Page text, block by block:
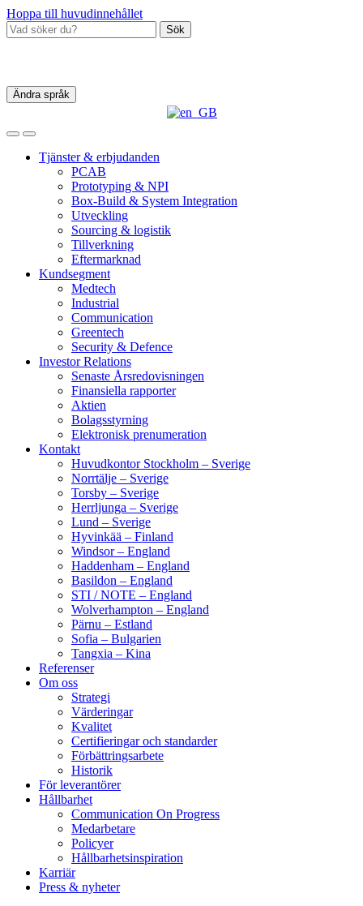
Hoppa till huvudinnehållet
Sök
Ändra språk
Tjänster & erbjudanden
PCAB
Prototyping & NPI
Box‑Build & System Integration
Utveckling
Sourcing & logistik
Tillverkning
Eftermarknad
Kundsegment
Medtech
Industrial
Communication
Greentech
Security & Defence
Investor Relations
Senaste Årsredovisningen
Finansiella rapporter
Aktien
Bolagsstyrning
Elektronisk prenumeration
Kontakt
Huvudkontor Stockholm – Sverige
Norrtälje – Sverige
Torsby – Sverige
Herrljunga – Sverige
Lund – Sverige
Hyvinkää – Finland
Windsor – England
Haddenham – England
Basildon – England
STI / NOTE – England
Wolverhampton – England
Pärnu – Estland
Sofia – Bulgarien
Tangxia – Kina
Referenser
Om oss
Strategi
Värderingar
Kvalitet
Certifieringar och standarder
Förbättringsarbete
Historik
För leverantörer
Hållbarhet
Communication On Progress
Medarbetare
Policyer
Hållbarhetsinspiration
Karriär
Press & nyheter